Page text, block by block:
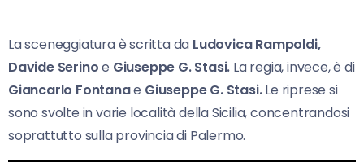
La sceneggiatura è scritta da Ludovica Rampoldi,
Davide Serinoe Giuseppe G. Stasi. La regia, invece, è di
Giancarlo Fontanae Giuseppe G. Stasi.Le riprese si
sono svolte in varie località della Sicilia, concentrandosi
soprattutto sulla provincia di Palermo.